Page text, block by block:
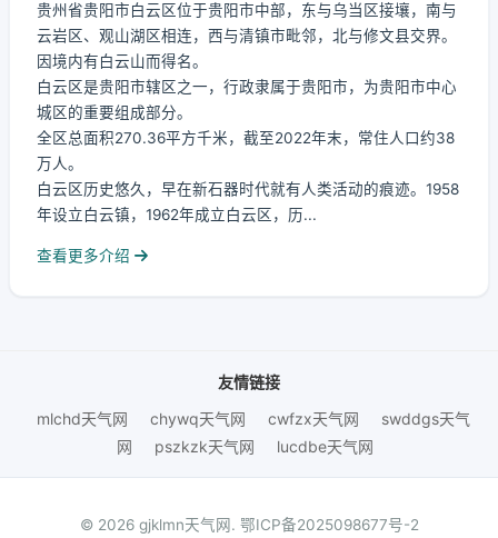
贵州省贵阳市白云区位于贵阳市中部，东与乌当区接壤，南与
云岩区、观山湖区相连，西与清镇市毗邻，北与修文县交界。
因境内有白云山而得名。
白云区是贵阳市辖区之一，行政隶属于贵阳市，为贵阳市中心
城区的重要组成部分。
全区总面积270.36平方千米，截至2022年末，常住人口约38
万人。
白云区历史悠久，早在新石器时代就有人类活动的痕迹。1958
年设立白云镇，1962年成立白云区，历...
查看更多介绍
友情链接
mlchd天气网
chywq天气网 cwfzx天气网
swddgs天气
网
pszkzk天气网 lucdbe天气网
© 2026 gjklmn天气网. 鄂ICP备2025098677号-2